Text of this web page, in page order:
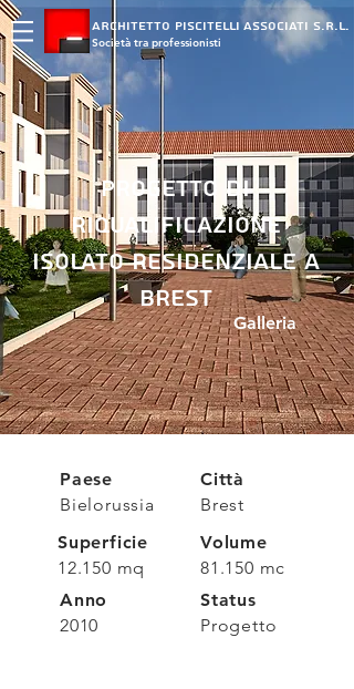
ARCHITETTO PISCITELLI ASSOCIATI S.R.L.
Società tra professionisti
Progetto di
riqualificazione
isolato residenziale a
Brest
Galleria
Paese
Bielorussia
Superficie
12.150 mq
Anno
2010
Città
Brest
Volume
81.150 mc
Status
Progetto